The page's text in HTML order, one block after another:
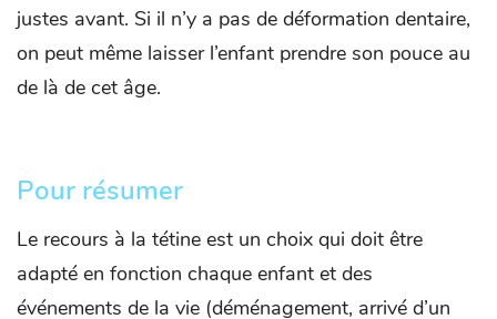
justes avant. Si il n’y a pas de déformation dentaire,
on peut même laisser l’enfant prendre son pouce au
de là de cet âge.
Pour résumer
Le recours à la tétine est un choix qui doit être
adapté en fonction chaque enfant et des
événements de la vie (déménagement, arrivé d’un